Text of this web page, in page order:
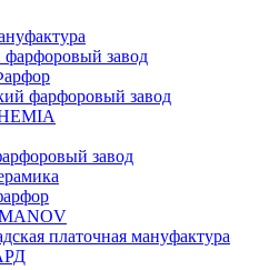
завод
фарфоровый завод
завод
платочная мануфактура